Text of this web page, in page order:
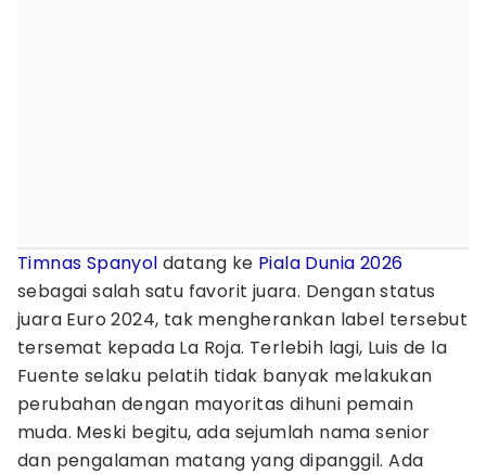
Timnas Spanyol datang ke Piala Dunia 2026
sebagai salah satu favorit juara. Dengan status
juara Euro 2024, tak mengherankan label tersebut
tersemat kepada La Roja. Terlebih lagi, Luis de la
Fuente selaku pelatih tidak banyak melakukan
perubahan dengan mayoritas dihuni pemain
muda. Meski begitu, ada sejumlah nama senior
dan pengalaman matang yang dipanggil. Ada